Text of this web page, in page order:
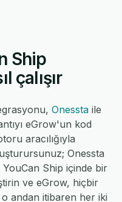
Ship
çalışır
Onessta ile
eGrow'un kod
aracılığıyla
Onessta
Ship içinde bir
ve eGrow, hiçbir
o andan itibaren her iki